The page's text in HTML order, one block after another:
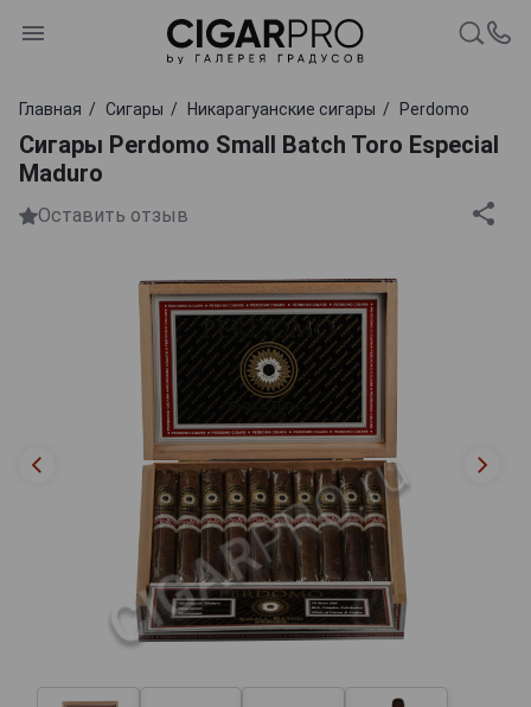
Главная Сигары Никарагуанские сигары Perdomo
Сигары Perdomo Small Batch Toro Especial
Maduro
Оставить отзыв